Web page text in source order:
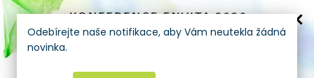
Odebírejte naše notifikace, aby Vám neutekla žádná
novinka.